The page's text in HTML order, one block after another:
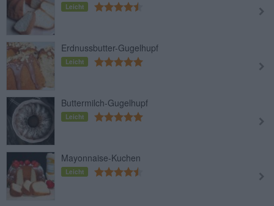
Leicht
Erdnussbutter-Gugelhupf
Leicht
Buttermilch-Gugelhupf
Leicht
Mayonnaise-Kuchen
Leicht